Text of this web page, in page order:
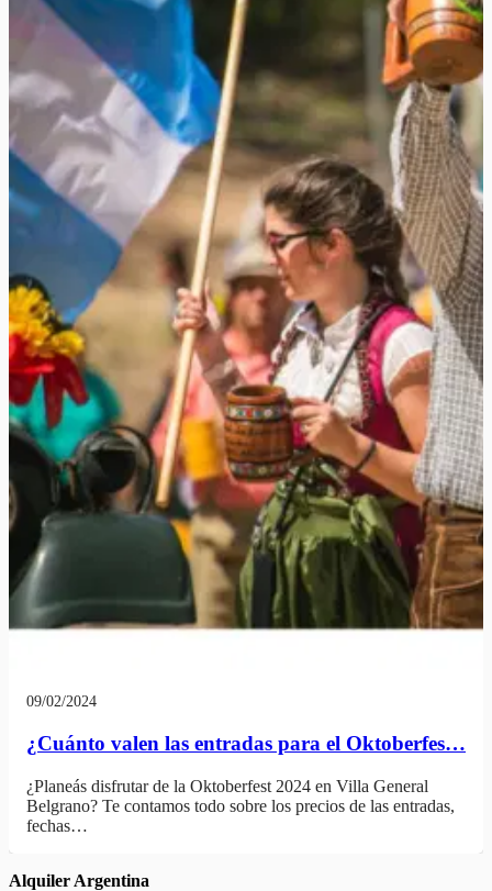
09/02/2024
¿Cuánto valen las entradas para el Oktoberfes…
¿Planeás disfrutar de la Oktoberfest 2024 en Villa General
Belgrano? Te contamos todo sobre los precios de las entradas,
fechas…
Alquiler Argentina